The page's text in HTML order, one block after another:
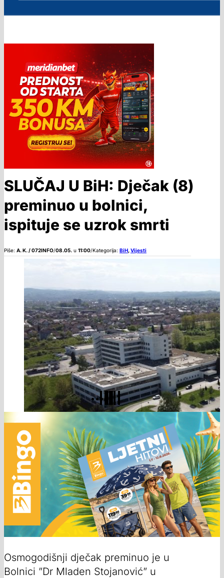
SLUČAJ U BiH: Dječak (8)
preminuo u bolnici,
ispituje se uzrok smrti
Piše: A. K. / 072INFO/08.05. u 11:00/Kategorija: BiH,Vijesti
Osmogodišnji dječak preminuo je u
Bolnici ”Dr Mladen Stojanović” u